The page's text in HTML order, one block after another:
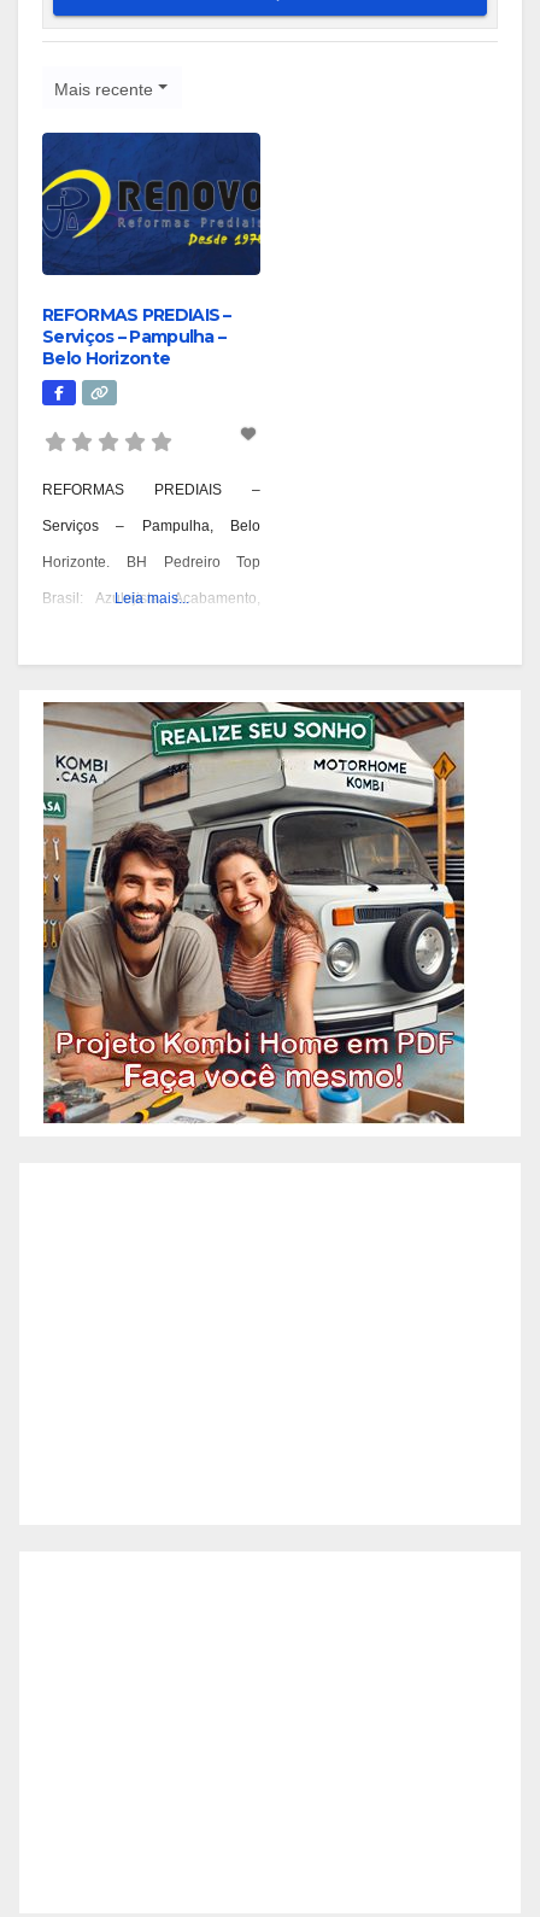
Mais recente
REFORMAS PREDIAIS –
Serviços – Pampulha –
Belo Horizonte
REFORMAS PREDIAIS –
Serviços – Pampulha, Belo
Horizonte. BH Pedreiro Top
Brasil: Azulejista, Acabamento,
Construções e OAC. Pedreiro:
Geral, Azulejista, Acabamento,
Alvenaria, Reformas,
Construções, Manutenção e
OAC! Quando você pensa em
Pedreiro, imagina aquele
profissional que faz tudo
relacionado à construção?
Acontece que atualmente os
pedreiros se especializaram em
algumas etapas específicas da
construção. A necessidade de
agilidade
Leia mais...